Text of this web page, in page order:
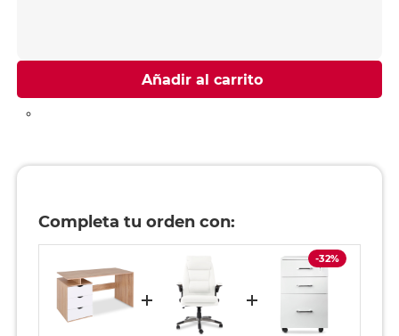
Añadir al carrito
Completa tu orden con:
-32%